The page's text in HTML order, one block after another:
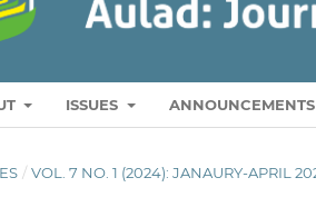
ISSUES ANNOUNCEMENTS
/ VOL. 7 NO. 1 (2024): JANAURY-APRIL